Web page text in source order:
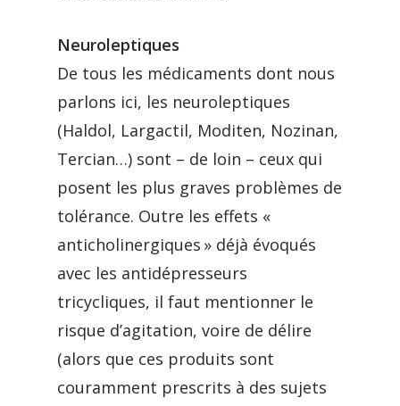
Neuroleptiques
De tous les médicaments dont nous
parlons ici, les neuroleptiques
(Haldol, Largactil, Moditen, Nozinan,
Tercian…) sont – de loin – ceux qui
posent les plus graves problèmes de
tolérance. Outre les effets «
anticholinergiques » déjà évoqués
avec les antidépresseurs
tricycliques, il faut mentionner le
risque d’agitation, voire de délire
(alors que ces produits sont
couramment prescrits à des sujets